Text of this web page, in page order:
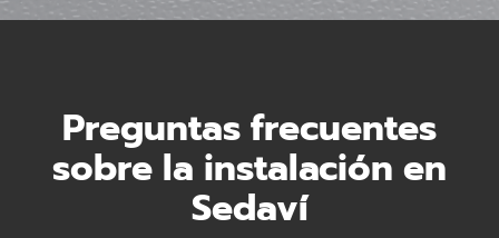
Preguntas frecuentes
sobre la instalación en
Sedaví